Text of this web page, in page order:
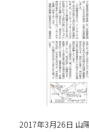
2017年3月26日 山